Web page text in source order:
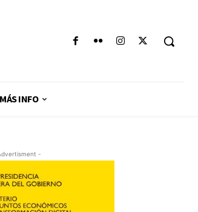
MÁS INFO
-